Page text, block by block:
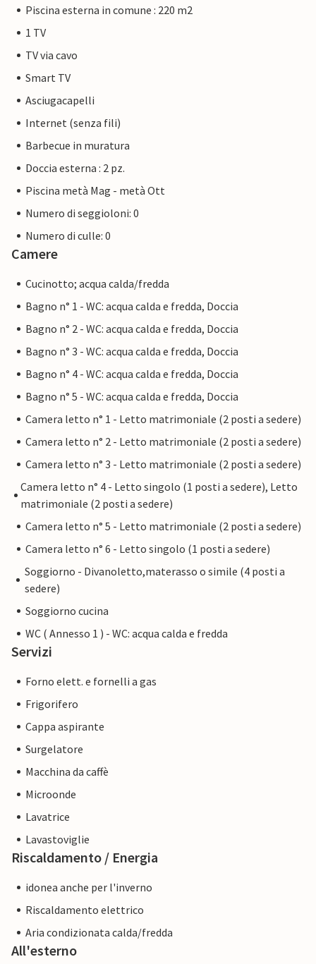
Piscina esterna in comune : 220 m2
1 TV
TV via cavo
Smart TV
Asciugacapelli
Internet (senza fili)
Barbecue in muratura
Doccia esterna : 2 pz.
Piscina metà Mag - metà Ott
Numero di seggioloni: 0
Numero di culle: 0
Camere
Cucinotto; acqua calda/fredda
Bagno n° 1 - WC: acqua calda e fredda, Doccia
Bagno n° 2 - WC: acqua calda e fredda, Doccia
Bagno n° 3 - WC: acqua calda e fredda, Doccia
Bagno n° 4 - WC: acqua calda e fredda, Doccia
Bagno n° 5 - WC: acqua calda e fredda, Doccia
Camera letto n° 1 - Letto matrimoniale (2 posti a sedere)
Camera letto n° 2 - Letto matrimoniale (2 posti a sedere)
Camera letto n° 3 - Letto matrimoniale (2 posti a sedere)
Camera letto n° 4 - Letto singolo (1 posti a sedere), Letto
matrimoniale (2 posti a sedere)
Camera letto n° 5 - Letto matrimoniale (2 posti a sedere)
Camera letto n° 6 - Letto singolo (1 posti a sedere)
Soggiorno - Divanoletto,materasso o simile (4 posti a
sedere)
Soggiorno cucina
WC ( Annesso 1 ) - WC: acqua calda e fredda
Servizi
Forno elett. e fornelli a gas
Frigorifero
Cappa aspirante
Surgelatore
Macchina da caffè
Microonde
Lavatrice
Lavastoviglie
Riscaldamento / Energia
idonea anche per l'inverno
Riscaldamento elettrico
Aria condizionata calda/fredda
All'esterno